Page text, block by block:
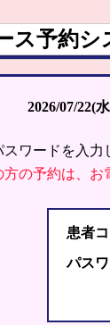
ス予約シ
2026/07/22(
スワードを入
方の予約は、
患者
パス